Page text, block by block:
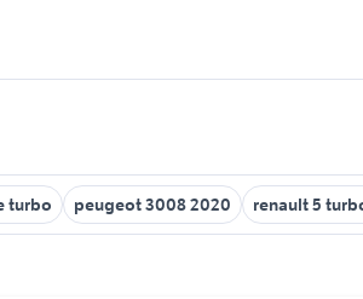
turbo peugeot 3008 2020 renault 5